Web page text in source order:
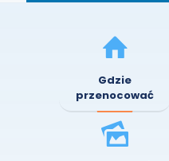
Gdzie
przenocować